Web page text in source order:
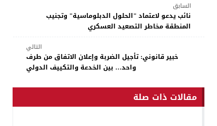
السابق
نائب يدعو لاعتماد "الحلول الدبلوماسية" وتجنيب
المنطقة مخاطر التصعيد العسكري
التالي
خبير قانوني: تأجيل الضربة وإعلان الاتفاق من طرف
واحد… بين الخدعة والتكييف الدولي
مقالات ذات صلة